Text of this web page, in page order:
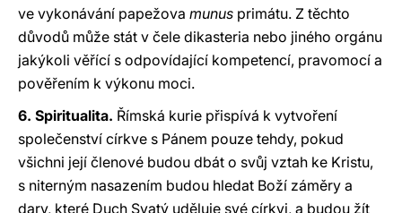
ve vykonávání papežova munus primátu. Z těchto
důvodů může stát v čele dikasteria nebo jiného orgánu
jakýkoli věřící s odpovídající kompetencí, pravomocí a
pověřením k výkonu moci.
6. Spiritualita. Římská kurie přispívá k vytvoření
společenství církve s Pánem pouze tehdy, pokud
všichni její členové budou dbát o svůj vztah ke Kristu,
s niterným nasazením budou hledat Boží záměry a
dary, které Duch Svatý uděluje své církvi, a budou žít